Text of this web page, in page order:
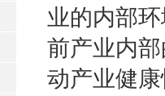
业的内部
前产业内
动产业健